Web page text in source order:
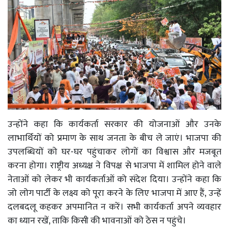
उन्होंने कहा कि कार्यकर्ता सरकार की योजनाओं और उनके
लाभार्थियों को प्रमाण के साथ जनता के बीच ले जाएं। भाजपा की
उपलब्धियों को घर-घर पहुंचाकर लोगों का विश्वास और मजबूत
करना होगा। राष्ट्रीय अध्यक्ष ने विपक्ष से भाजपा में शामिल होने वाले
नेताओं को लेकर भी कार्यकर्ताओं को संदेश दिया। उन्होंने कहा कि
जो लोग पार्टी के लक्ष्य को पूरा करने के लिए भाजपा में आए हैं, उन्हें
दलबदलू कहकर अपमानित न करें। सभी कार्यकर्ता अपने व्यवहार
का ध्यान रखें, ताकि किसी की भावनाओं को ठेस न पहुंचे।